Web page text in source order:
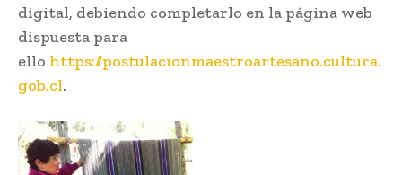
digital, debiendo completarlo en la página web
dispuesta para
ello https://postulacionmaestroartesano.cultura.
gob.cl.